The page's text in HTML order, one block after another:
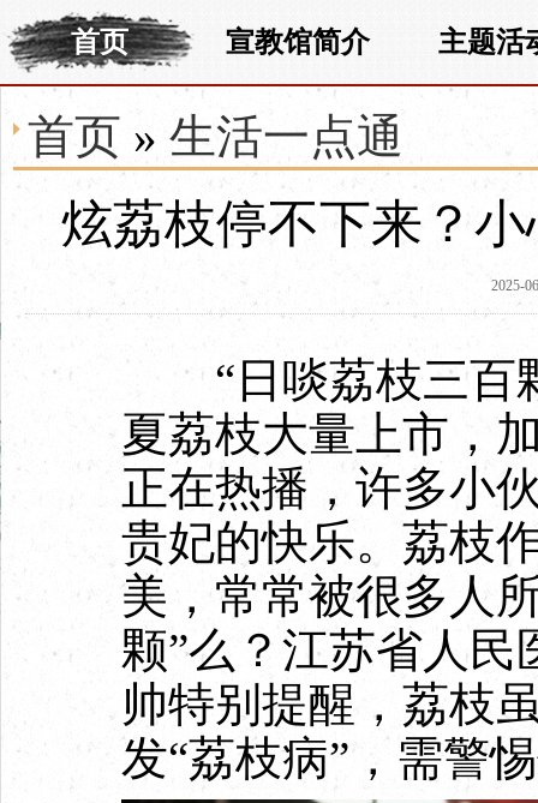
首页 宣教馆简介 主题活
首页 » 生活一点通
炫荔枝停不下来？
2025-
“日啖荔枝三百
夏荔枝大量上市，
正在热播，许多小
贵妃的快乐。荔枝
美，常常被很多人
颗”么？江苏省人
帅特别提醒，荔枝
发“荔枝病”，需警